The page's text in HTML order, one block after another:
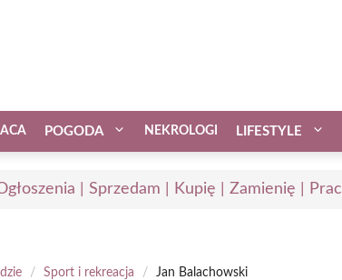
POGODA NEKROLOGI LIFESTYLE
| Sprzedam | Kupię | Zamienię |
/ Sport i rekreacja / Jan Balachowski